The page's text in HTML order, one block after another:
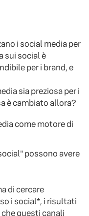
i social media per
sui social è
per i brand, e
sia preziosa per i
è cambiato allora?
come motore di
possono avere
di cercare
i social*, i risultati
questi canali